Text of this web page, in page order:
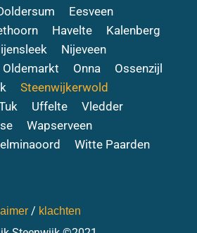
Eesveen
Havelte
Kalenberg
Nijeveen
Oldemarkt Onna
Ossenzijl
Steenwijkerwold
Uffelte
Vledder
Wapserveen
Witte Paarden
/ klachten